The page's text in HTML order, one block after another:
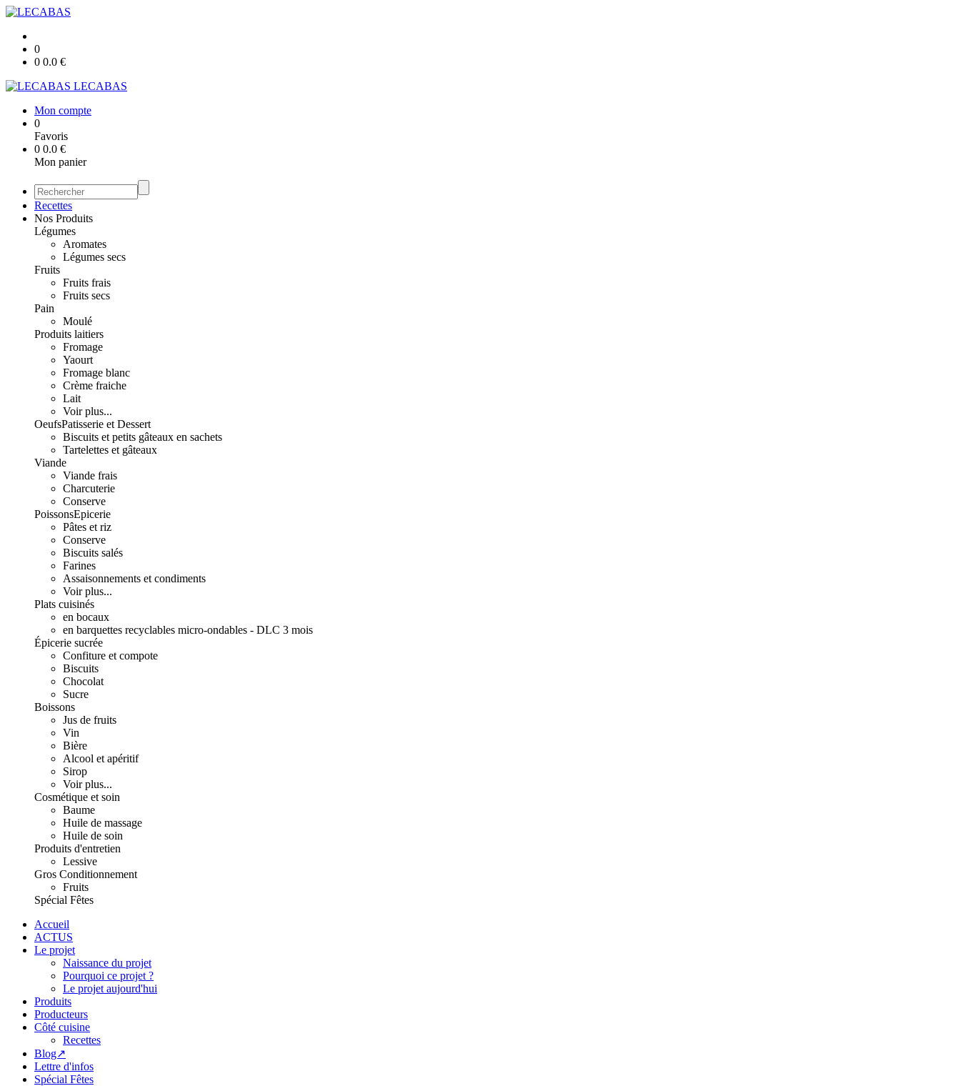
0
0 0.0 €
LECABAS
Mon compte
0
Favoris
0 0.0 €
Mon panier
Recettes
Nos Produits
Légumes
Aromates
Légumes secs
Fruits
Fruits frais
Fruits secs
Pain
Moulé
Produits laitiers
Fromage
Yaourt
Fromage blanc
Crème fraiche
Lait
Voir plus...
OeufsPatisserie et Dessert
Biscuits et petits gâteaux en sachets
Tartelettes et gâteaux
Viande
Viande frais
Charcuterie
Conserve
PoissonsEpicerie
Pâtes et riz
Conserve
Biscuits salés
Farines
Assaisonnements et condiments
Voir plus...
Plats cuisinés
en bocaux
en barquettes recyclables micro-ondables - DLC 3 mois
Épicerie sucrée
Confiture et compote
Biscuits
Chocolat
Sucre
Boissons
Jus de fruits
Vin
Bière
Alcool et apéritif
Sirop
Voir plus...
Cosmétique et soin
Baume
Huile de massage
Huile de soin
Produits d'entretien
Lessive
Gros Conditionnement
Fruits
Spécial Fêtes
Accueil
ACTUS
Le projet
Naissance du projet
Pourquoi ce projet ?
Le projet aujourd'hui
Produits
Producteurs
Côté cuisine
Recettes
Blog↗
Lettre d'infos
Spécial Fêtes